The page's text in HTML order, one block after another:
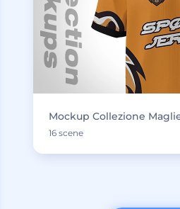
Mockup Collezione
16 scene